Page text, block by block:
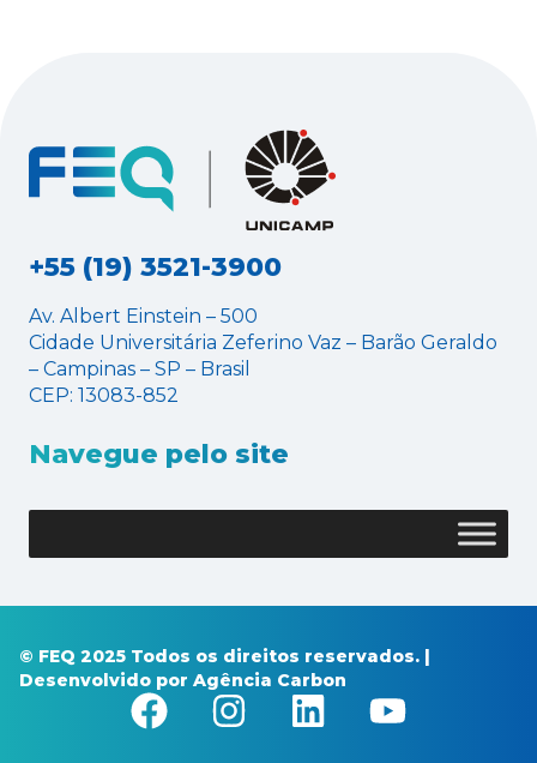
+55 (19) 3521-3900
Av. Albert Einstein – 500
Cidade Universitária Zeferino Vaz – Barão Geraldo
– Campinas – SP – Brasil
CEP: 13083-852
Navegue pelo site
© FEQ 2025 Todos os direitos reservados. |
Desenvolvido por Agência Carbon